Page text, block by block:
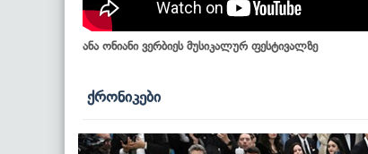
ანა ონიანი ვერბიეს მუსიკალურ ფესტივალზე
ქრონიკები